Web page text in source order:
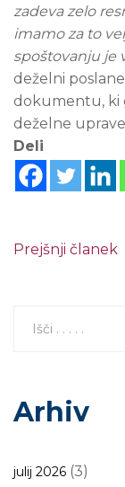
zadeva zelo
imamo za to
spoštovanju je
deželni
dokumentu, ki
deželne
Deli
Prejšnji članek
Arhiv
julij 2026 (3)